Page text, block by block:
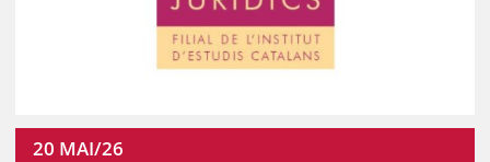
20 MAI/26